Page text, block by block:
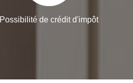
Possibilité de crédit d'impôt